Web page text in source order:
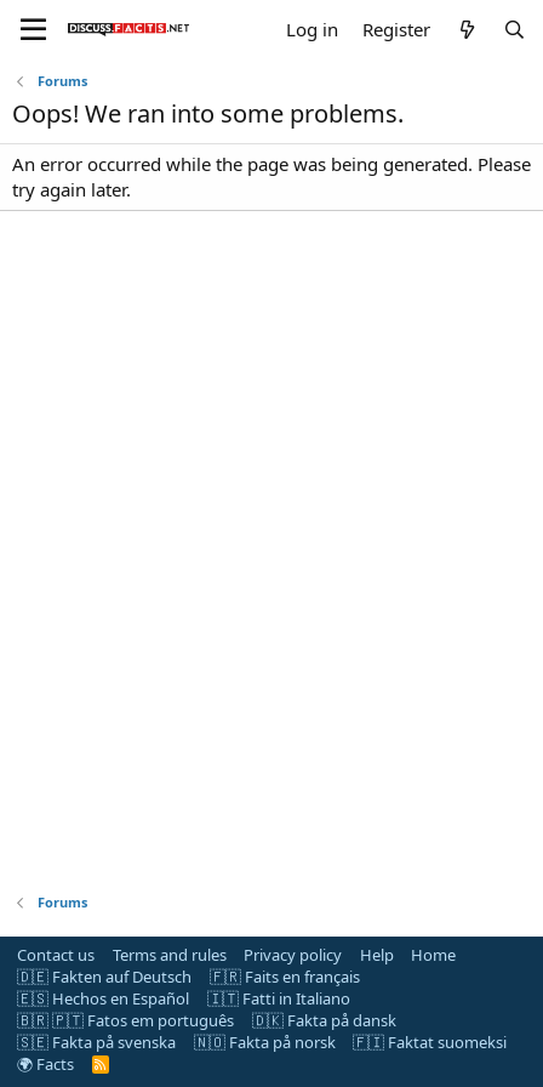
Log in Register
Forums
Oops! We ran into some problems.
An error occurred while the page was being generated. Please
try again later.
Forums
Contact us Terms and rules Privacy policy Help
Home
🇩🇪 Fakten auf Deutsch
🇫🇷 Faits en français
🇪🇸 Hechos en Español
🇮🇹 Fatti in Italiano
🇧🇷 🇵🇹 Fatos em português
🇩🇰 Fakta på dansk
🇸🇪 Fakta på svenska
🇳🇴 Fakta på norsk
🇫🇮 Faktat suomeksi
🌍 Facts
R